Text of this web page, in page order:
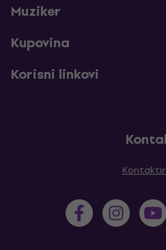
Muziker
Kupovina
Korisni linkovi